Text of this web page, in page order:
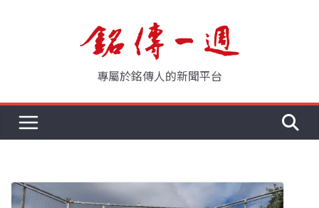
專屬於銘傳人的新聞平台